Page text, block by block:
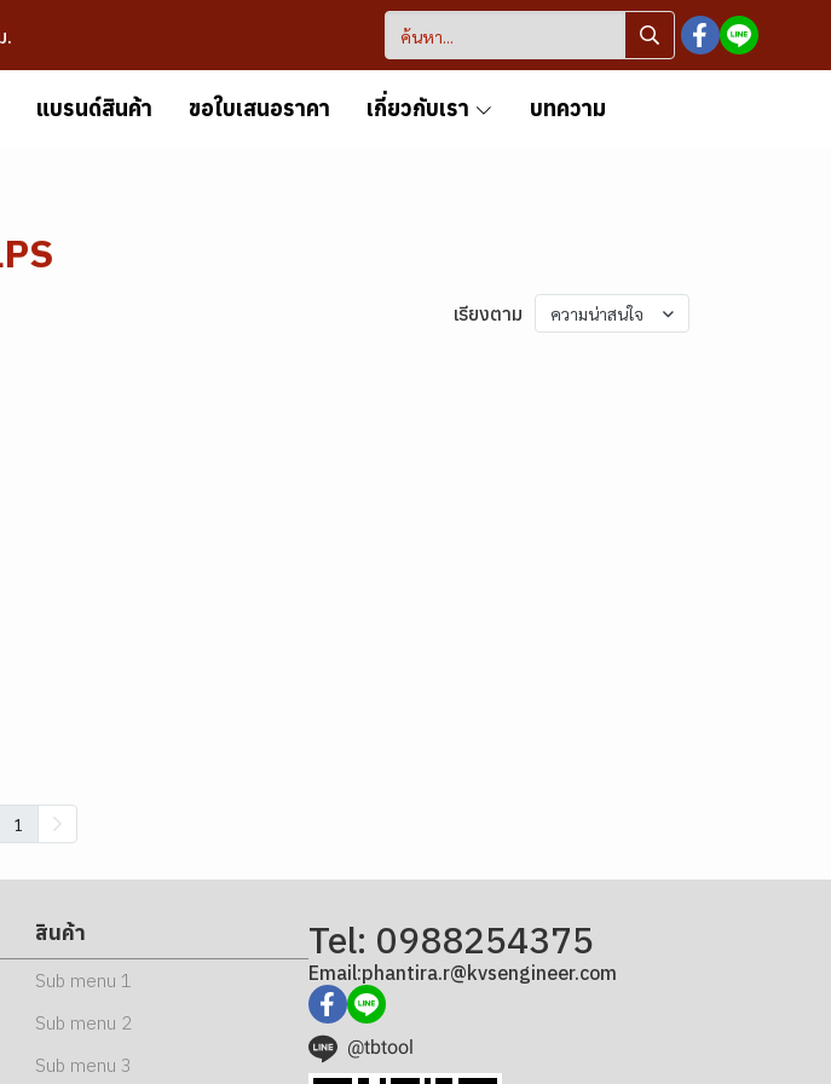
.
แบรนด์สินค้า ขอใบเสนอราคา เกี่ยวกับเรา บทความ
เรียงตาม ความน่าสนใจ
1
สินค้า
Sub menu 1
Sub menu 2
Sub menu 3
Tel: 0988254375
Email:phantira.r@kvsengineer.com
@tbtool